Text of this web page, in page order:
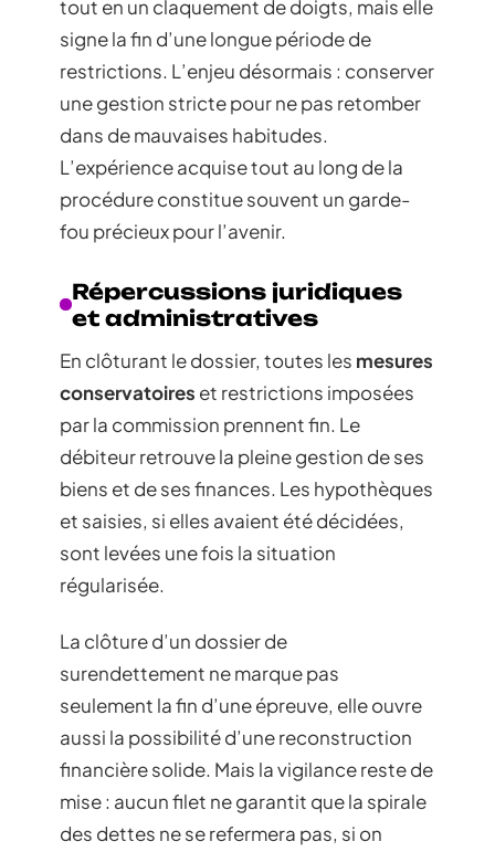
tout en un claquement de doigts, mais elle
signe la fin d’une longue période de
restrictions. L’enjeu désormais : conserver
une gestion stricte pour ne pas retomber
dans de mauvaises habitudes.
L’expérience acquise tout au long de la
procédure constitue souvent un garde-
fou précieux pour l’avenir.
Répercussions juridiques
et administratives
En clôturant le dossier, toutes les mesures
conservatoires et restrictions imposées
par la commission prennent fin. Le
débiteur retrouve la pleine gestion de ses
biens et de ses finances. Les hypothèques
et saisies, si elles avaient été décidées,
sont levées une fois la situation
régularisée.
La clôture d’un dossier de
surendettement ne marque pas
seulement la fin d’une épreuve, elle ouvre
aussi la possibilité d’une reconstruction
financière solide. Mais la vigilance reste de
mise : aucun filet ne garantit que la spirale
des dettes ne se refermera pas, si on